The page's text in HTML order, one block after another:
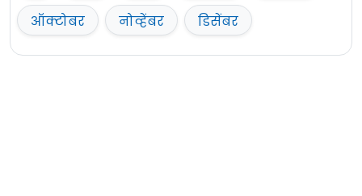
ऑक्टोबर
नोव्हेंबर डिसेंबर